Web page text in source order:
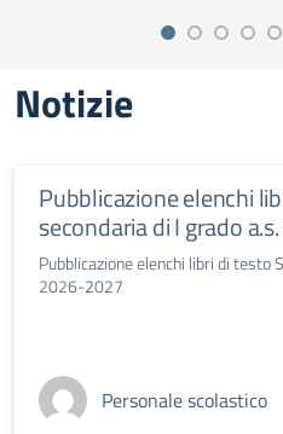
Notizie
Pubblicazione elenchi
secondaria di I grado
Pubblicazione elenchi libri di testo
2026-2027
Personale scolastico